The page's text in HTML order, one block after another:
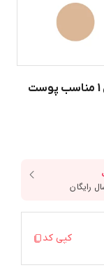
کرم ضد آفتاب رنگی مدیسان SPF40 مدل 1 مناسب پوست
کپی کد